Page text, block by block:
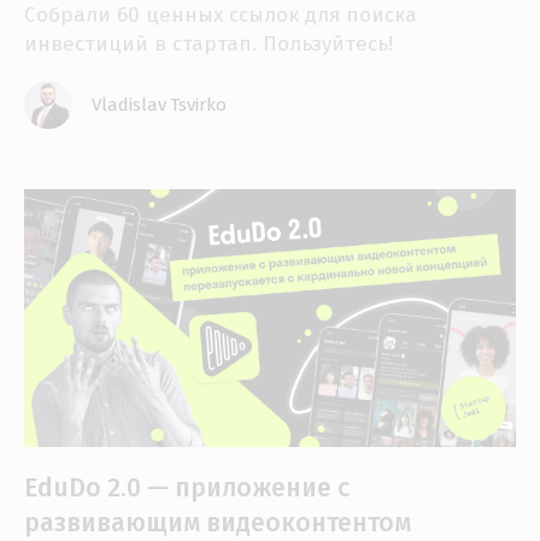
Собрали 60 ценных ссылок для поиска
инвестиций в стартап. Пользуйтесь!
Vladislav Tsvirko
EduDo 2.0 — приложение с
развивающим видеоконтентом